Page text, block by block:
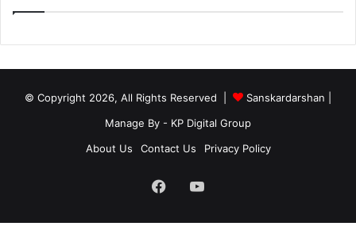
© Copyright 2026, All Rights Reserved | Sanskardarshan
Manage By - KP Digital Group
About Us
Contact Us Privacy Policy
FacebookYouTube